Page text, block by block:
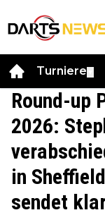
Turniere
Round-up
2026:
in
sendet